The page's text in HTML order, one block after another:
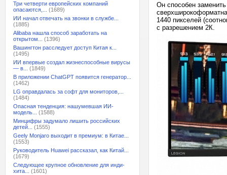
Три четверти европейских компаний
опасаются,...
(1689)
ИИ начал отвечать на звонки в службе...
(1885)
Alibaba нашла способ заработать на
открытом...
(1396)
Вашингтон расследует доступ Китая к...
(1495)
ИИ впервые создал жизнеспособные вирусы
— в...
(1849)
В приложении ChatGPT появится генератор...
(1462)
LG оправдалась за софт для мониторов,...
(1484)
Опасная тенденция: нашумевшая ИИ-
модель...
(1588)
Минцифры задумало лишить российских
детей...
(1555)
Geely Monjaro выходит в премиум: в Китае...
(1553)
Руководитель Huawei рассказал, как Китай...
(1679)
Следующее крупное обновление для инди-
хита...
(1601)
Он способен
1440 пикселей
с разрешением 2К.